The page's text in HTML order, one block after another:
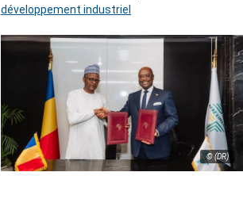
développement industriel
© (DR)